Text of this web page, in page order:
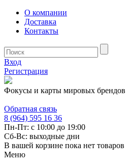
О компании
Доставка
Контакты
Вход
Регистрация
Фокусы и карты мировых брендов
Обратная связь
8 (964) 595 16 36
Пн-Пт: с 10:00 до 19:00
Сб-Вс: выходные дни
В вашей корзине пока нет товаров
Меню